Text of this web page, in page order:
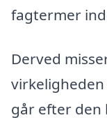
fagtermer
Derved
går efter den